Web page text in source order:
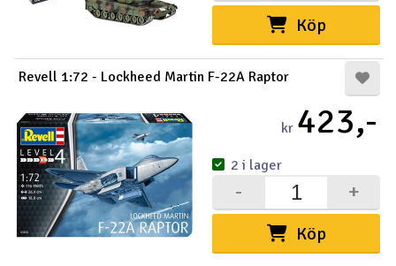
Köp
Revell 1:72 - Lockheed Martin F-22A Raptor
kr 423,-
Köp
+
-
2 i lager